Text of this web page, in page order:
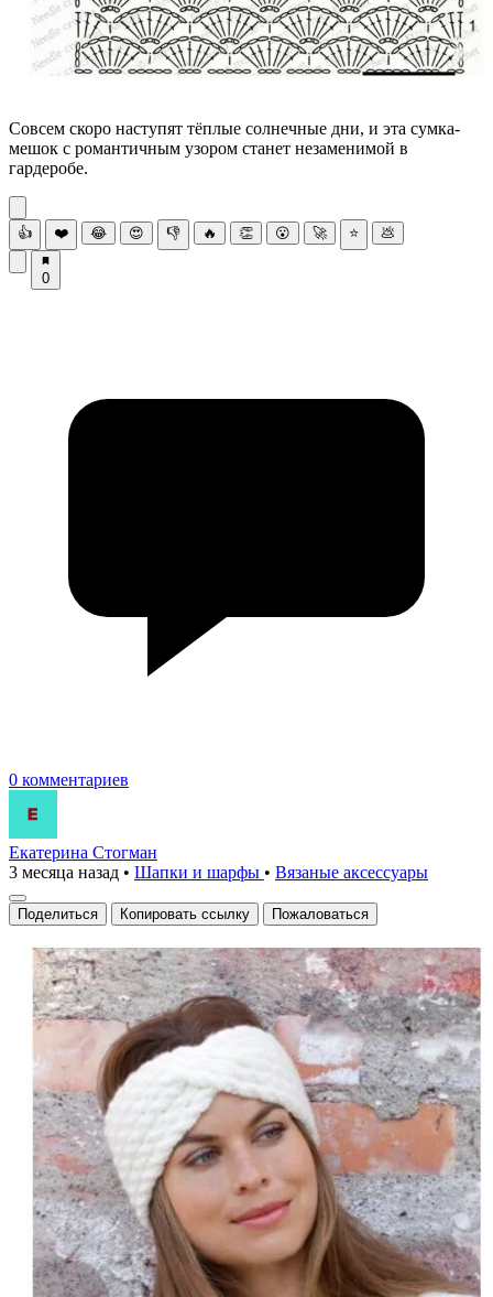
Совсем скоро наступят тёплые солнечные дни, и эта сумка-
мешок с романтичным узором станет незаменимой в
гардеробе.
👍 ❤️ 😂 😍 👎 🔥 👏 😮 🚀 ⭐ 💩
0
0 комментариев
Екатерина Стогман
3 месяца назад • Шапки и шарфы • Вязаные аксесcуары
Поделиться Копировать ссылку Пожаловаться